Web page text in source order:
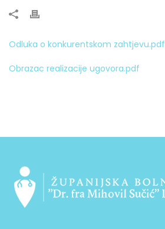
Odluka o konkurentskom zahtjevu.pdf
Obrazac realizacije ugovora.pdf